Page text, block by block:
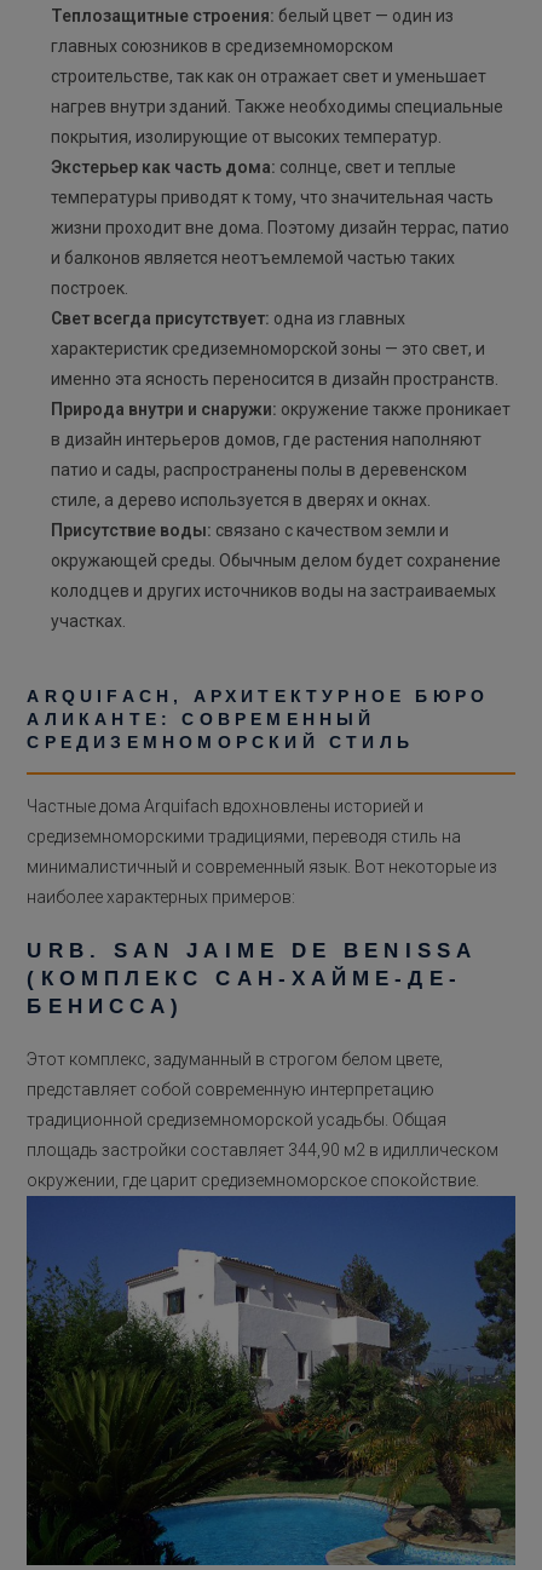
Теплозащитные строения: белый цвет — один из
главных союзников в средиземноморском
строительстве, так как он отражает свет и уменьшает
нагрев внутри зданий. Также необходимы специальные
покрытия, изолирующие от высоких температур.
Экстерьер как часть дома: солнце, свет и теплые
температуры приводят к тому, что значительная часть
жизни проходит вне дома. Поэтому дизайн террас, патио
и балконов является неотъемлемой частью таких
построек.
Свет всегда присутствует: одна из главных
характеристик средиземноморской зоны — это свет, и
именно эта ясность переносится в дизайн пространств.
Природа внутри и снаружи: окружение также проникает
в дизайн интерьеров домов, где растения наполняют
патио и сады, распространены полы в деревенском
стиле, а дерево используется в дверях и окнах.
Присутствие воды: связано с качеством земли и
окружающей среды. Обычным делом будет сохранение
колодцев и других источников воды на застраиваемых
участках.
ARQUIFACH, АРХИТЕКТУРНОЕ БЮРО
АЛИКАНТЕ: СОВРЕМЕННЫЙ
СРЕДИЗЕМНОМОРСКИЙ СТИЛЬ
Частные дома Arquifach вдохновлены историей и
средиземноморскими традициями, переводя стиль на
минималистичный и современный язык. Вот некоторые из
наиболее характерных примеров:
URB. SAN JAIME DE BENISSA
(КОМПЛЕКС САН-ХАЙМЕ-ДЕ-
БЕНИССА)
Этот комплекс, задуманный в строгом белом цвете,
представляет собой современную интерпретацию
традиционной средиземноморской усадьбы. Общая
площадь застройки составляет 344,90 м2 в идиллическом
окружении, где царит средиземноморское спокойствие.